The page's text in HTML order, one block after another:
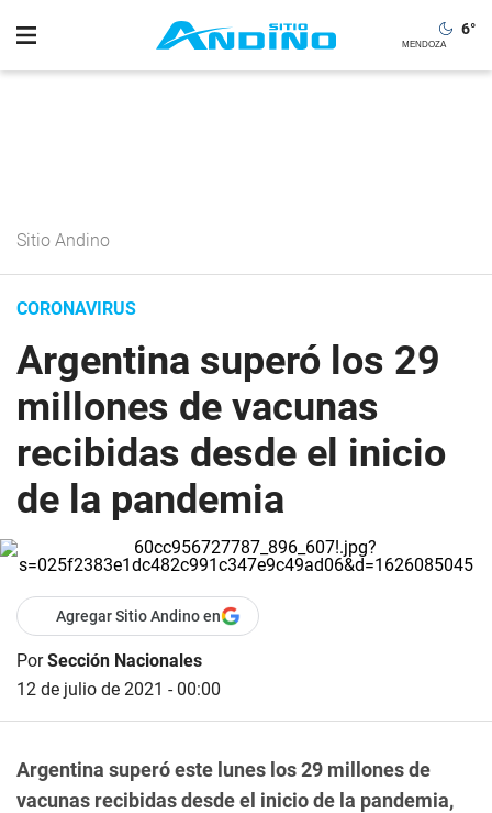
6°
Sitio Andino
CORONAVIRUS
Argentina superó los 29
millones de vacunas
recibidas desde el inicio
de la pandemia
Agregar Sitio Andino en
PorSección Nacionales
12 de julio de 2021 - 00:00
Argentina superó este lunes los 29 millones de
vacunas recibidas desde el inicio de la pandemia,